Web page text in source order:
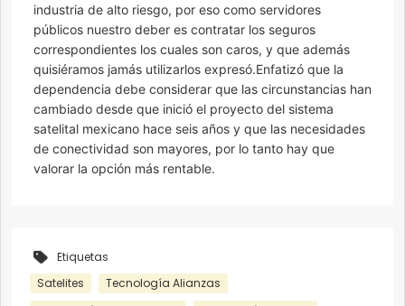
industria de alto riesgo, por eso como servidores
públicos nuestro deber es contratar los seguros
correspondientes los cuales son caros, y que además
quisiéramos jamás utilizarlos expresó.Enfatizó que la
dependencia debe considerar que las circunstancias han
cambiado desde que inició el proyecto del sistema
satelital mexicano hace seis años y que las necesidades
de conectividad son mayores, por lo tanto hay que
valorar la opción más rentable.
Etiquetas
Satelites
Tecnología Alianzas